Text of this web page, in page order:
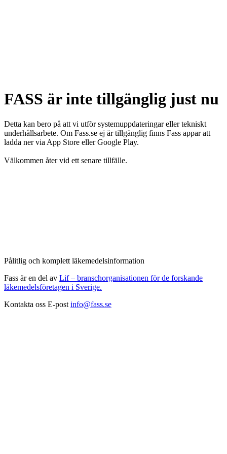
FASS är inte tillgänglig just nu
Detta kan bero på att vi utför systemuppdateringar eller tekniskt
underhållsarbete. Om Fass.se ej är tillgänglig finns Fass appar att
ladda ner via App Store eller Google Play.
Välkommen åter vid ett senare tillfälle.
Pålitlig och komplett läkemedelsinformation
Fass är en del av Lif – branschorganisationen för de forskande
läkemedelsföretagen i Sverige.
Kontakta oss E-post info@fass.se